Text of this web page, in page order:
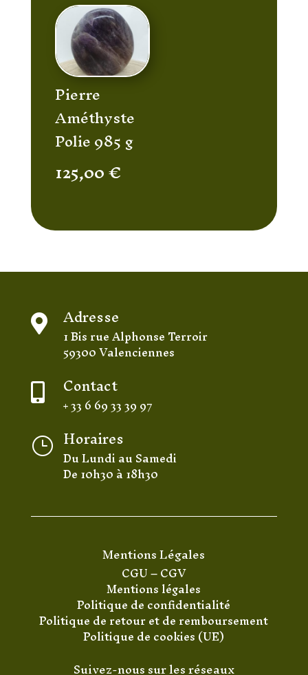
Pierre
Améthyste
Polie 985 g
125,00€
 Adresse
1 Bis rue Alphonse Terroir
59300 Valenciennes
 Contact
+ 33 6 69 33 39 97
} Horaires
Du Lundi au Samedi
De 10h30 à 18h30
Mentions Légales
CGU–CGV
Mentions légales
Politique de confidentialité
Politique de retour et de remboursement
Politique de cookies (UE)
Suivez-nous sur les réseaux